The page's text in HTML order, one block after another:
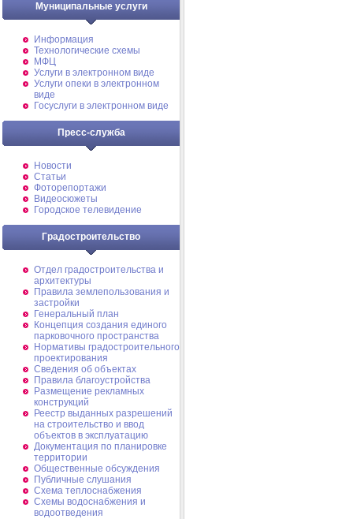
Муниципальные услуги
Информация
Технологические схемы
МФЦ
Услуги в электронном виде
Услуги опеки в электронном
виде
Госуслуги в электронном виде
Пресс-служба
Новости
Статьи
Фоторепортажи
Видеосюжеты
Городское телевидение
Градостроительство
Отдел градостроительства и
архитектуры
Правила землепользования и
застройки
Генеральный план
Концепция создания единого
парковочного пространства
Нормативы градостроительного
проектирования
Сведения об объектах
Правила благоустройства
Размещение рекламных
конструкций
Реестр выданных разрешений
на строительство и ввод
объектов в эксплуатацию
Документация по планировке
территории
Общественные обсуждения
Публичные слушания
Схема теплоснабжения
Схемы водоснабжения и
водоотведения